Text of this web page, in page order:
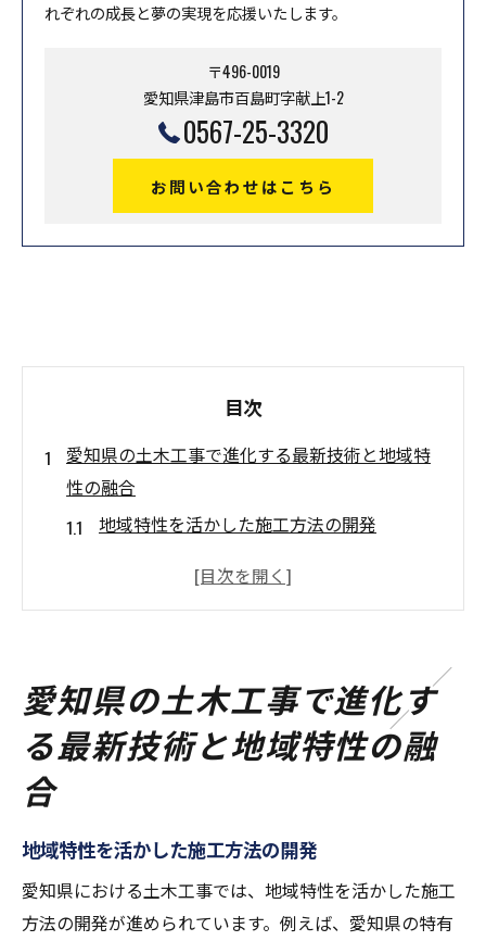
れぞれの成長と夢の実現を応援いたします。
〒496-0019
愛知県津島市百島町字献上1-2
0567-25-3320
お問い合わせはこちら
目次
愛知県の土木工事で進化する最新技術と地域特
性の融合
地域特性を活かした施工方法の開発
愛知県の気候に対応する技術革新
融合
愛知県における土木工事の未来展望
地元資源を活用した持続可能な工法
気候適応型設計の成功事例
地域特有の地質条件を克服する革新技術
愛知県の土木工事で進化す
る最新技術と地域特性の融
合
地域特性を活かした施工方法の開発
愛知県における土木工事では、地域特性を活かした施工
方法の開発が進められています。例えば、愛知県の特有